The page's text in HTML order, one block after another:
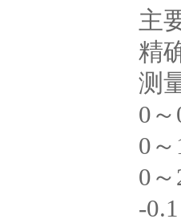
主
精
测
0
0
0
-